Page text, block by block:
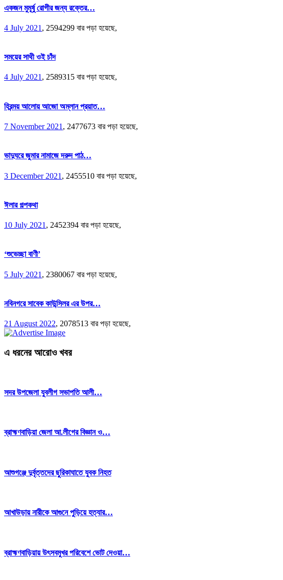
একজন মুমূর্ষু রোগীর জন্য রক্তের…
4 July 2021 , 2594299 বার পড়া হয়েছে,
সময়ের সাথী ওই চাঁদ
4 July 2021, 2589315 বার পড়া হয়েছে,
হিরন্ময় আলোয় আজো অম্লান প্রয়াত…
7 November 2021 , 2477673 বার পড়া হয়েছে,
ভাদুঘরে জুমার নামাজে দরুদ পাঠ…
3 December 2021 , 2455510 বার পড়া হয়েছে,
ঈলার গল্পকথা
10 July 2021 , 2452394 বার পড়া হয়েছে,
‘শুভেচ্ছা বাণী’
5 July 2021 , 2380067 বার পড়া হয়েছে,
নবিনগরে সাবেক কাউন্সিলর এর উপর…
21 August 2022, 2078513 বার পড়া হয়েছে,
এ ধরনের আরোও খবর
সদর উপজেলা যুবলীগ সভাপতি আলী…
ব্রাহ্মণবাড়িয়া জেলা আ.লীগের বিজ্ঞান ও…
আশুগঞ্জে দুর্বৃত্তদের ছুরিকাঘাতে যুবক নিহত
আখাউড়ায় নারীকে আগুনে পুড়িয়ে হত্যার…
ব্রাহ্মণবাড়িয়ায় উৎসবমুখর পরিবেশে ভোট দেওয়া…